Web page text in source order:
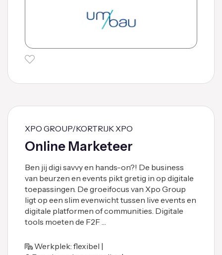
XPO GROUP/KORTRIJK XPO
Online Marketeer
Ben jij digi savvy en hands-on?! De business
van beurzen en events pikt gretig in op digitale
toepassingen. De groeifocus van Xpo Group
ligt op een slim evenwicht tussen live events en
digitale platformen of communities. Digitale
tools moeten de F2F …
Werkplek: flexibel |